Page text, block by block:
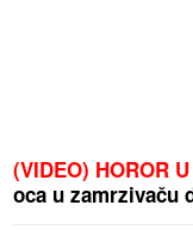
(VIDEO) HOROR
oca u zamrzivaču